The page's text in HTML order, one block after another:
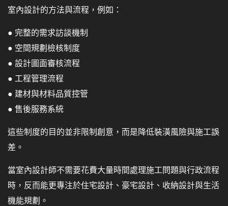
室內設計的方法與流程，例如：
● 完整的需求訪談機制
● 空間規劃檢核制度
● 設計圖面審核流程
● 工程管理流程
● 建材與材料品質控管
● 售後服務系統
這些制度的目的並非限制創意，而是降低裝潢風險與施工誤
差。
當室內設計師不需要花費大量時間處理施工問題與行政流程
時，反而能更專注於住宅設計、豪宅設計、收納設計與生活
機能規劃。